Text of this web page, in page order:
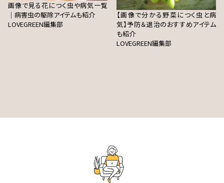
画像で見る花につく虫や病気一覧
｜病害虫の駆除アイテムも紹介
LOVEGREEN編集部
【画像で分かる野菜につく虫と病
気】予防＆退治のおすすめアイテム
も紹介
LOVEGREEN編集部